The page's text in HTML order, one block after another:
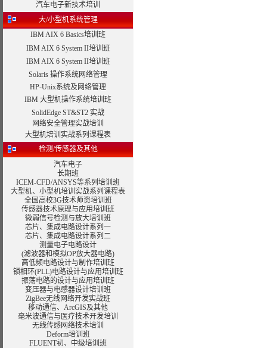
汽车电子新技术培训
大/小型机系统管理
IBM AIX 6 Basics培训班
IBM AIX 6 System II培训班
IBM AIX 6 System II培训班
Solaris 操作系统网络管理
HP-Unix系统及网络管理
IBM 大型机操作系统培训班
SolidEdge ST&ST2 实战
网络安全管理实战培训
大型机培训实战系列课程表
检测/传感器及其他
汽车电子
长期班
ICEM-CFD/ANSYS等系列培训班
大型机、小型机培训实战系列课程表
全国高校3G技术师资培训班
传感器技术原理与应用培训班
微弱信号检测与放大培训班
芯片、集成电路设计系列一
芯片、集成电路设计系列二
测量电子电路设计
(滤波器和模拟OP放大器电路)
高低频电路设计与制作培训班
锁相环(PLL)电路设计与应用培训班
振荡电路的设计与应用培训班
变压器与电感器设计培训班
ZigBee无线网络开发实战班
移动通信、 ArcGIS及其他
毫米波通信与医疗技术开发培训
无线传感网络技术培训
Deform培训班
FLUENT初、中级培训班